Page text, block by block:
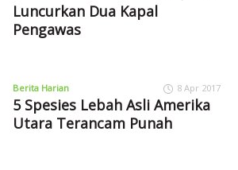
Luncurkan Dua Kapal
Pengawas
Berita Harian 8 Apr 2017
5 Spesies Lebah Asli Amerika
Utara Terancam Punah